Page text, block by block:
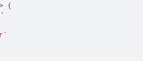
> {